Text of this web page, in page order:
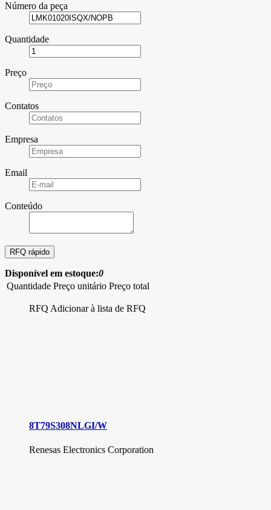
Número da peça
Quantidade
Preço
Contatos
Empresa
Email
Conteúdo
Disponível em estoque:0
Quantidade Preço unitário Preço total
RFQ Adicionar à lista de RFQ